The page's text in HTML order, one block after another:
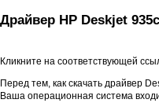
Драйвер HP Deskjet 935c
Кликните на соответствующей
Перед тем, как скачать драйвер
Ваша операционная система